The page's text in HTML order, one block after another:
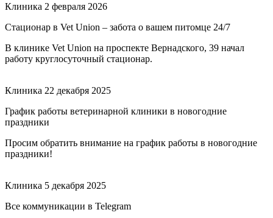
Клиника 2 февраля 2026
Стационар в Vet Union – забота о вашем питомце 24/7
В клинике Vet Union на проспекте Вернадского, 39 начал
работу круглосуточный стационар.
Клиника 22 декабря 2025
График работы ветеринарной клиники в новогодние
праздники
Просим обратить внимание на график работы в новогодние
праздники!
Клиника 5 декабря 2025
Все коммуникации в Telegram